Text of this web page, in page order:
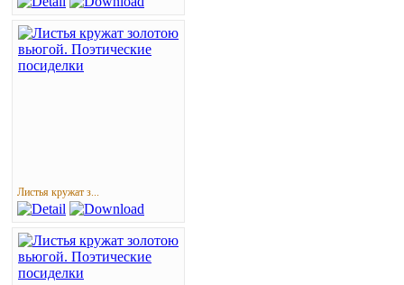
Листья кружат з...